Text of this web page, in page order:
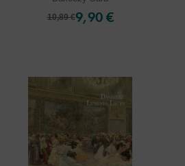
10,89 €9,90 €